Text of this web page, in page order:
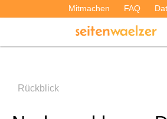
Mitmachen FAQ
Rückblick